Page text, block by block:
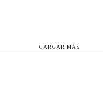
CARGAR MÁS